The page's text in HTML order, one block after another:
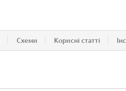
Схеми Корисні статті